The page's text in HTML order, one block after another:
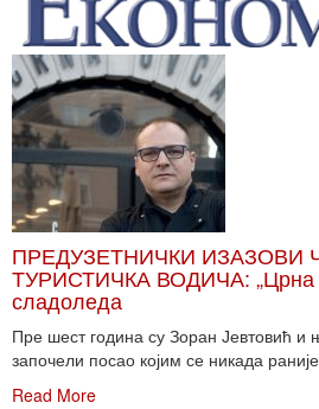
ПРЕДУЗЕТНИЧКИ ИЗАЗОВИ
ТУРИСТИЧКА ВОДИЧА: „Црна
сладоледа
Пре шест година су Зоран Јевтовић и
започели посао којим се никада
Read More